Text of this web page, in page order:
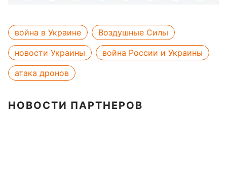
война в Украине
Воздушные Силы
новости Украины
война России и Украины
атака дронов
НОВОСТИ ПАРТНЕРОВ